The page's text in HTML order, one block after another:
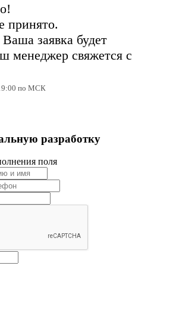
принято.
заявка будет
менеджер свяжется с
по МСК
разработку
поля